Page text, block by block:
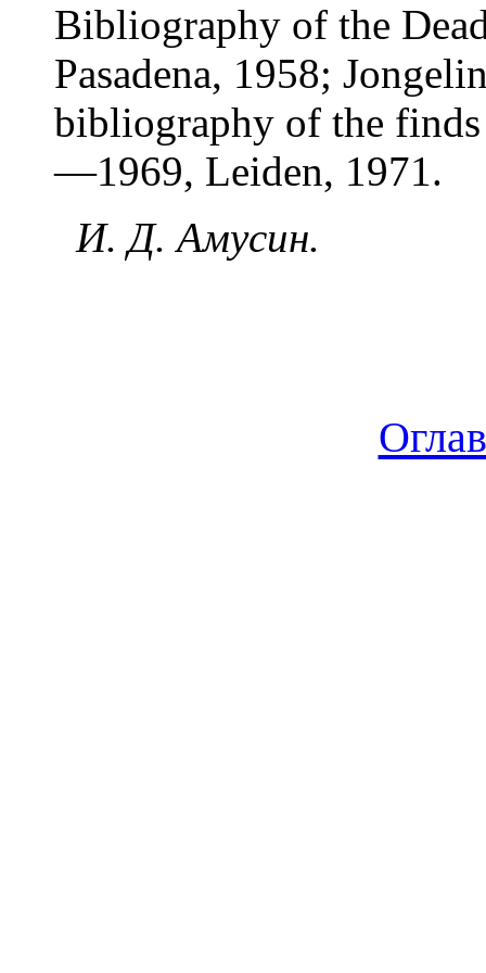
Bibliography of the
Pasadena, 1958;
bibliography of the
—1969, Leiden, 1971.
И. Д. Амусин.